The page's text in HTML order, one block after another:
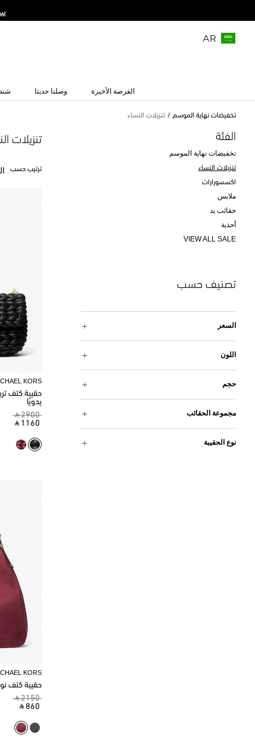
AR
الفرصة الأخيرة وصلنا حديثا
تخفيضات نهاية الموسم تنزيلات النساء
الفئة
تخفيضات نهاية الموسم
تنزيلات النساء
اكسسورارات
ملابس
حقائب يد
أحذية
VIEW ALL SALE
تصنيف حسب
السعر
اللون
حجم
مجموعة الحقائب
نوع الحقيبة
تنزيلات
ترتيب حسب
KORS
حقيبة كتف
يدويًا
‎ ⃁ 2900 ‎
‎ ⃁ 1160 ‎
KORS
حقيبة كتف
‎ ⃁ 2150 ‎
‎ ⃁ 860 ‎